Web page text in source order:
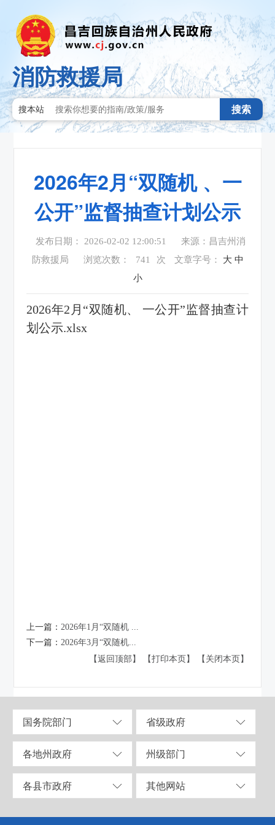
消防救援局
搜本站 搜索
2026年2月“双随机 、一
公开”监督抽查计划公示
发布日期： 2026-02-02 12:00:51
来源：昌吉州消
防救援局
浏览次数： 741 次 文章字号： 大 中
小
2026年2月“双随机、 一公开”监督抽查计
划公示.xlsx
上一篇： 2026年1月“双随机 ...
下一篇： 2026年3月“双随机...
【返回顶部】
【打印本页】 【关闭本页】
国务院部门 省级政府
各地州政府 州级部门
各县市政府 其他网站